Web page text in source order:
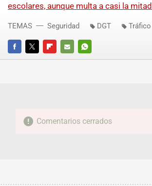
escolares, aunque multa a casi la mitad
FACEBOOKTWITTERFLIPBOARD
E-
WHATSAPP
TEMAS Seguridad DGT Tráfico
Comentarios cerrados